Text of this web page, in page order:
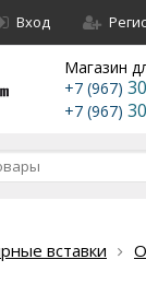
Вход
Магазин
+7 (967)
+7 (967)
вставки